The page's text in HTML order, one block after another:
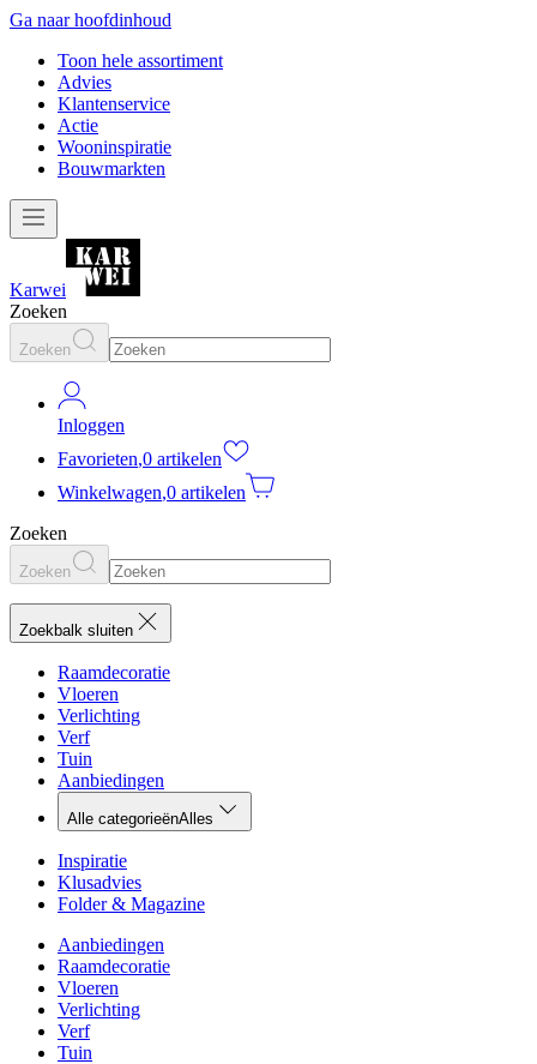
Ga naar hoofdinhoud
Toon hele assortiment
Advies
Klantenservice
Actie
Wooninspiratie
Bouwmarkten
Karwei
Zoeken
Zoeken
Inloggen
Favorieten,0 artikelen
Winkelwagen,0 artikelen
Zoeken
Zoeken
Zoekbalk sluiten
Raamdecoratie
Vloeren
Verlichting
Verf
Tuin
Aanbiedingen
Alle categorieënAlles
Inspiratie
Klusadvies
Folder & Magazine
Aanbiedingen
Raamdecoratie
Vloeren
Verlichting
Verf
Tuin